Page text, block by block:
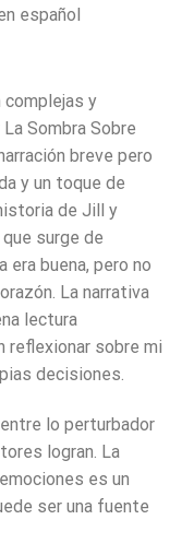
español
complejas y
Sombra Sobre
breve pero
y un toque de
de Jill y
surge de
buena, pero no
La narrativa
lectura
reflexionar sobre mi
decisiones.
lo perturbador
logran. La
es un
ser una fuente